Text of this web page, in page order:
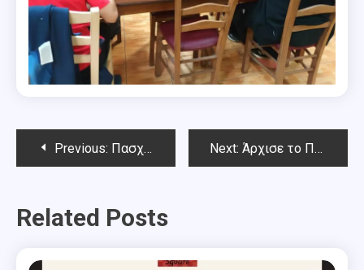
PostPrevious: Πασχαλινό Παιδικό-Νεανικό Rapid Chess Square 2024-Αποτελέσματα. Next: Άρχισε το Πασχαλινό Open Chess Square 2024
Related Posts